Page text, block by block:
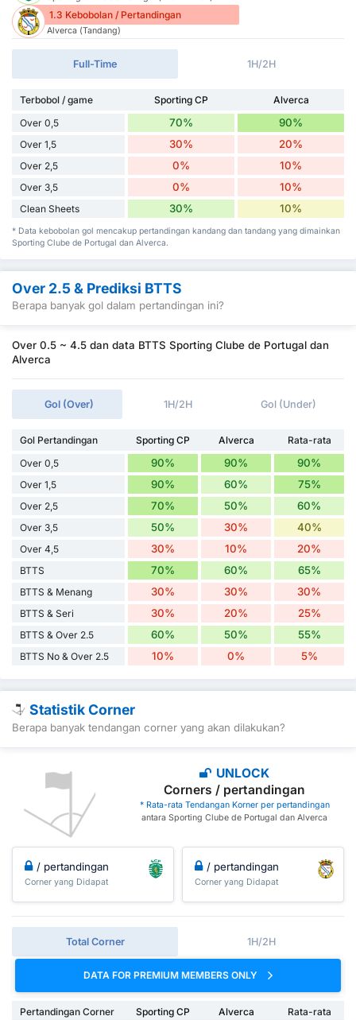
1.3 Kebobolan / Pertandingan
Alverca (Tandang)
Full-Time 1H/2H
Terbobol / game Sporting CP
Alverca
Over 0,5
70% 90%
Over 1,5 30% 20%
Over 2,5 0% 10%
Over 3,5 0% 10%
Clean Sheets 30% 10%
* Data kebobolan gol mencakup pertandingan kandang dan tandang yang dimainkan
Sporting Clube de Portugal dan Alverca.
Over 2.5 & Prediksi BTTS
Berapa banyak gol dalam pertandingan ini?
Over 0.5 ~ 4.5 dan data BTTS Sporting Clube de Portugal dan
Alverca
Gol (Over) 1H/2H Gol (Under)
Gol Pertandingan Sporting CP Alverca
Rata-rata
Over 0,5
90% 90% 90%
Over 1,5 90% 60% 75%
Over 2,5 70% 50% 60%
Over 3,5 50% 30% 40%
Over 4,5 30% 10% 20%
BTTS 70% 60% 65%
BTTS & Menang 30% 30% 30%
BTTS & Seri 30% 20% 25%
BTTS & Over 2.5 60% 50% 55%
BTTS No & Over 2.5 10% 0% 5%
Statistik Corner
Berapa banyak tendangan corner yang akan dilakukan?
UNLOCK
Corners / pertandingan
* Rata-rata Tendangan Korner per pertandingan
antara Sporting Clube de Portugal dan Alverca
/ pertandingan
Corner yang Didapat
/ pertandingan
Corner yang Didapat
Total Corner 1H/2H
DATA FOR PREMIUM MEMBERS ONLY
Pertandingan Corner Sporting CP Alverca
Rata-rata